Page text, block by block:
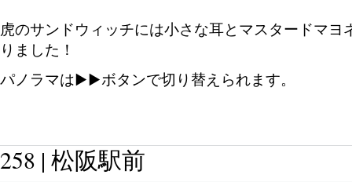
虎のサンドウィッチには小さな耳とマスタードマヨ
りました！
パノラマは▶︎▶︎ボタンで切り替えられます。
258 | 松阪駅前